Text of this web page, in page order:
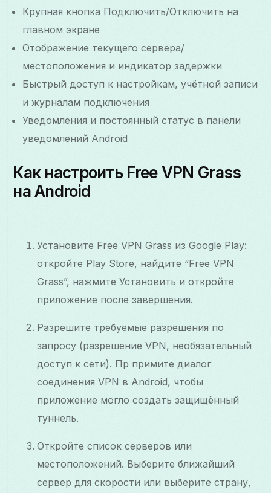
Крупная кнопка Подключить/Отключить на
главном экране
Отображение текущего сервера/
местоположения и индикатор задержки
Быстрый доступ к настройкам, учётной записи
и журналам подключения
Уведомления и постоянный статус в панели
уведомлений Android
Как настроить Free VPN Grass
на Android
Установите Free VPN Grass из Google Play:
откройте Play Store, найдите “Free VPN
Grass”, нажмите Установить и откройте
приложение после завершения.
Разрешите требуемые разрешения по
запросу (разрешение VPN, необязательный
доступ к сети). Пр примите диалог
соединения VPN в Android, чтобы
приложение могло создать защищённый
туннель.
Откройте список серверов или
местоположений. Выберите ближайший
сервер для скорости или выберите страну,